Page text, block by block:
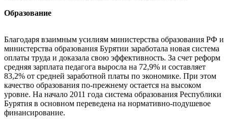
Образование
Благодаря взаимным усилиям министерства образования РФ и
министерства образования Бурятии заработала новая система
оплаты труда и доказала свою эффективность. За счет реформ
средняя зарплата педагога выросла на 72,9% и составляет
83,2% от средней заработной платы по экономике. При этом
качество образования по-прежнему остается на высоком
уровне. На начало 2011 года система образования Республики
Бурятия в основном переведена на нормативно-подушевое
финансирование.